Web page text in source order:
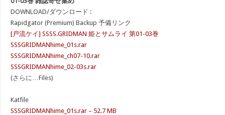
DOWNLOAD/ダウンロード :
Rapidgator (Premium) Backup 予備リンク
[戸流ケイ] SSSS.GRIDMAN 姫とサムライ 第01-03巻
SSSGRIDMANhime_01s.rar
SSSGRIDMANhime_ch07-10.rar
SSSGRIDMANhime_02-03s.rar
(さらに…Files)
Katfile
SSSGRIDMANhime_01s.rar – 52.7 MB